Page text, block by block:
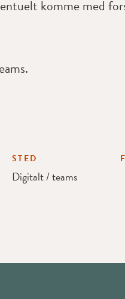
komme med
STED
Digitalt / teams